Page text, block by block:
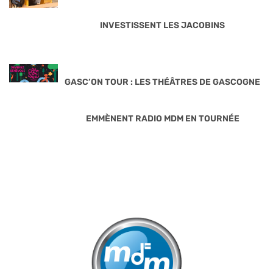
INVESTISSENT LES JACOBINS
GASC’ON TOUR : LES THÉÂTRES DE GASCOGNE
EMMÈNENT RADIO MDM EN TOURNÉE